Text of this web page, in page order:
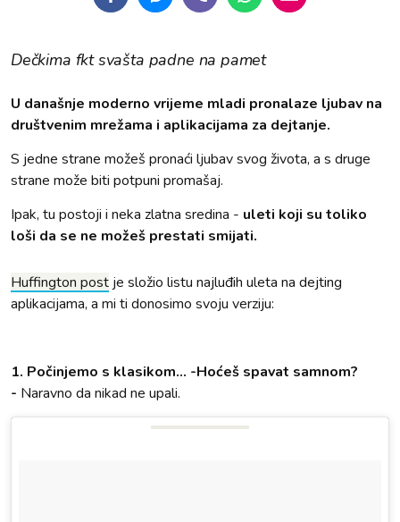
Dečkima fkt svašta padne na pamet
U današnje moderno vrijeme mladi pronalaze ljubav na
društvenim mrežama i aplikacijama za dejtanje.
S jedne strane možeš pronaći ljubav svog života, a s druge
strane može biti potpuni promašaj.
Ipak, tu postoji i neka zlatna sredina - uleti koji su toliko
loši da se ne možeš prestati smijati.
Huffington post je složio listu najluđih uleta na dejting
aplikacijama, a mi ti donosimo svoju verziju:
1. Počinjemo s klasikom... -Hoćeš spavat samnom?
- Naravno da nikad ne upali.